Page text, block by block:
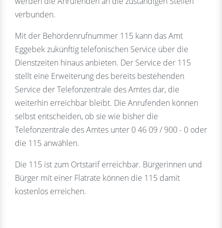
verbunden.
Mit der Behördenrufnummer 115 kann das Amt
Eggebek zukünftig telefonischen Service über die
Dienstzeiten hinaus anbieten. Der Service der 115
stellt eine Erweiterung des bereits bestehenden
Service der Telefonzentrale des Amtes dar, die
weiterhin erreichbar bleibt. Die Anrufenden können
selbst entscheiden, ob sie wie bisher die
Telefonzentrale des Amtes unter 0 46 09 / 900 - 0 oder
die 115 anwählen.
Die 115 ist zum Ortstarif erreichbar. Bürgerinnen und
Bürger mit einer Flatrate können die 115 damit
kostenlos erreichen.